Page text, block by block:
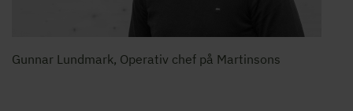
Gunnar Lundmark, Operativ chef på Martinsons